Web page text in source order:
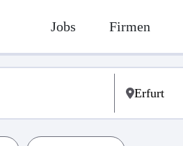
Jobs Firmen